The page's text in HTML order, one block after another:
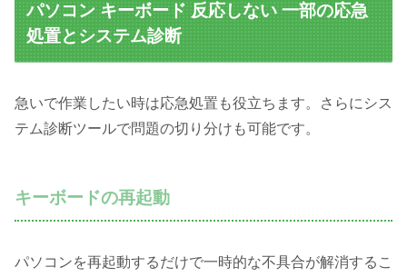
パソコン キーボード 反応しない 一部の応急
処置とシステム診断
急いで作業したい時は応急処置も役立ちます。さらにシス
テム診断ツールで問題の切り分けも可能です。
キーボードの再起動
パソコンを再起動するだけで一時的な不具合が解消するこ